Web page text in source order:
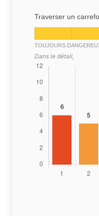
Traverser un
TOUJOURS
Dans le détail,